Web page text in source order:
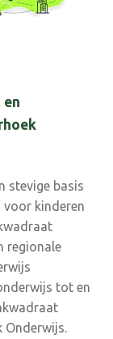
stevige basis
kinderen
regionale
tot en